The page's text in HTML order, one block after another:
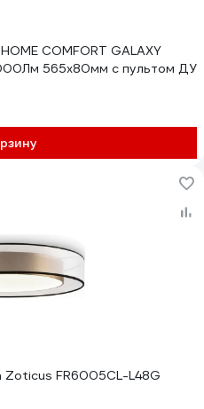
COMFORT GALAXY
565x80мм с пультом ДУ
Zoticus FR6005CL-L48G